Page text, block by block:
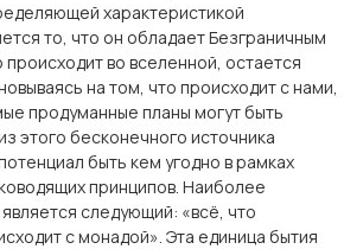
характеристикой
то, что он обладает Безграничным
во вселенной, остается
на том, что происходит с нами,
продуманные планы могут быть
этого бесконечного источника
быть кем угодно в рамках
принципов. Наиболее
следующий: «всё, что
с монадой». Эта единица бытия